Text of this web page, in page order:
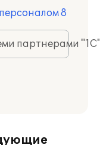
8
партнерами